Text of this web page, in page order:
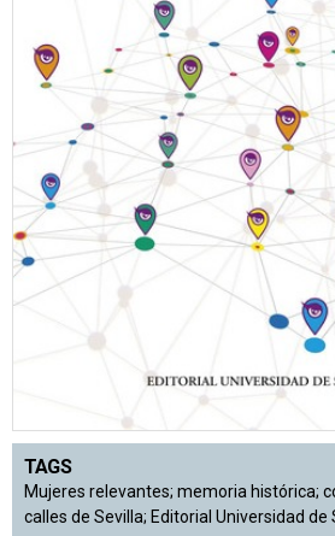
TAGS
Mujeres relevantes; memoria histórica;
calles de Sevilla; Editorial Universidad de